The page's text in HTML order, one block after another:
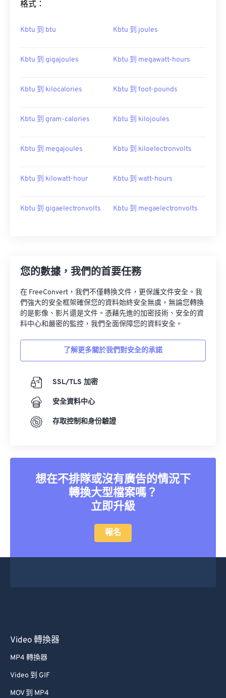
格式：
Kbtu 到 btu Kbtu 到 joules
Kbtu 到 gigajoules Kbtu 到 megawatt-hours
Kbtu 到 kilocalories Kbtu 到 foot-pounds
Kbtu 到 gram-calories Kbtu 到 kilojoules
Kbtu 到 megajoules Kbtu 到 kiloelectronvolts
Kbtu 到 kilowatt-hour Kbtu 到 watt-hours
Kbtu 到 gigaelectronvolts Kbtu 到 megaelectronvolts
您的數據，我們的首要任務
在 FreeConvert，我們不僅轉換文件，更保護文件安全。我
們強大的安全框架確保您的資料始終安全無虞，無論您轉換
的是影像、影片還是文件。憑藉先進的加密技術、安全的資
料中心和嚴密的監控，我們全面保障您的資料安全。
了解更多關於我們對安全的承諾
SSL/TLS 加密
安全資料中心
存取控制和身份驗證
想在不排隊或沒有廣告的情況下
轉換大型檔案嗎？
立即升級
報名
Video 轉換器
MP4 轉換器
Video 到 GIF
MOV 到 MP4